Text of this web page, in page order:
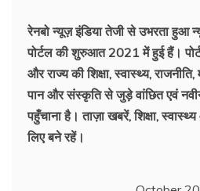
रेनबो न्यूज़ इंडिया तेजी से उभरता हुआ
पोर्टल की शुरुआत 2021 में हुई हैं।
और राज्य की शिक्षा, स्वास्थ्य,
पान और संस्कृति से जुड़े वांछित एवं
पहुँचाना है। ताज़ा खबरें, शिक्षा,
लिए बने रहें।